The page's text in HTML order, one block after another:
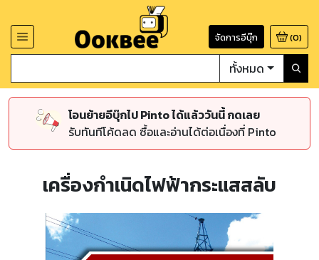
จัดการอีบุ๊ก (0)
ทั้งหมด
โอนย้ายอีบุ๊กไป Pinto ได้แล้ววันนี้ กดเลย
รับทันทีโค้ดลด ซื้อและอ่านได้ต่อเนื่องที่ Pinto
เครื่องกำเนิดไฟฟ้ากระแสสลับ